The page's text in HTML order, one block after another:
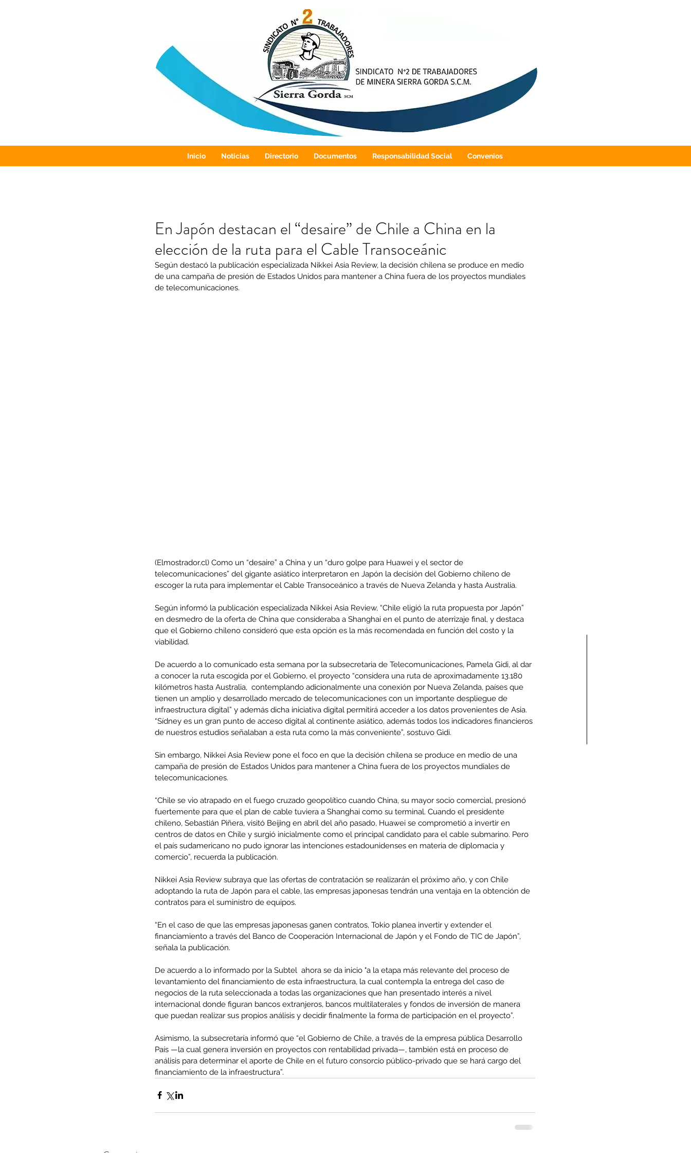
Inicio Noticias Directorio Documentos Responsabilidad Social Convenios
Our Recent Posts
Minería del cobre enfrenta
menor producción mientras
operaciones avanzan en
inversión y eficiencia
Condolencias Carlos
(Q.E.P.D.)
condolenciaslitiosaludo
En Japón destacan el “desaire” de Chile a China en la
elección de la ruta para el Cable Transoceánic
Según destacó la publicación especializada Nikkei Asia Review, la decisión chilena se produce en medio
de una campaña de presión de Estados Unidos para mantener a China fuera de los proyectos mundiales
de telecomunicaciones.
(Elmostrador.cl) Como un “desaire” a China y un “duro golpe para Huawei y el sector de
telecomunicaciones” del gigante asiático interpretaron en Japón la decisión del Gobierno chileno de
escoger la ruta para implementar el Cable Transoceánico a través de Nueva Zelanda y hasta Australia.
Según informó la publicación especializada Nikkei Asia Review, “Chile eligió la ruta propuesta por Japón”
en desmedro de la oferta de China que consideraba a Shanghai en el punto de aterrizaje final, y destaca
que el Gobierno chileno consideró que esta opción es la más recomendada en función del costo y la
viabilidad.
De acuerdo a lo comunicado esta semana por la subsecretaria de Telecomunicaciones, Pamela Gidi, al dar
a conocer la ruta escogida por el Gobierno, el proyecto “considera una ruta de aproximadamente 13.180
kilómetros hasta Australia,  contemplando adicionalmente una conexión por Nueva Zelanda, países que
tienen un amplio y desarrollado mercado de telecomunicaciones con un importante despliegue de
infraestructura digital” y además dicha iniciativa digital permitirá acceder a los datos provenientes de Asia.
“Sídney es un gran punto de acceso digital al continente asiático, además todos los indicadores financieros
de nuestros estudios señalaban a esta ruta como la más conveniente”, sostuvo Gidi.
Sin embargo, Nikkei Asia Review pone el foco en que la decisión chilena se produce en medio de una
campaña de presión de Estados Unidos para mantener a China fuera de los proyectos mundiales de
telecomunicaciones.
“Chile se vio atrapado en el fuego cruzado geopolítico cuando China, su mayor socio comercial, presionó
fuertemente para que el plan de cable tuviera a Shanghai como su terminal. Cuando el presidente
chileno, Sebastián Piñera, visitó Beijing en abril del año pasado, Huawei se comprometió a invertir en
centros de datos en Chile y surgió inicialmente como el principal candidato para el cable submarino. Pero
el país sudamericano no pudo ignorar las intenciones estadounidenses en materia de diplomacia y
comercio”, recuerda la publicación.
Nikkei Asia Review subraya que las ofertas de contratación se realizarán el próximo año, y con Chile
adoptando la ruta de Japón para el cable, las empresas japonesas tendrán una ventaja en la obtención de
contratos para el suministro de equipos.
“En el caso de que las empresas japonesas ganen contratos, Tokio planea invertir y extender el
financiamiento a través del Banco de Cooperación Internacional de Japón y el Fondo de TIC de Japón”,
señala la publicación.
De acuerdo a lo informado por la Subtel  ahora se da inicio "a la etapa más relevante del proceso de
levantamiento del financiamiento de esta infraestructura, la cual contempla la entrega del caso de
negocios de la ruta seleccionada a todas las organizaciones que han presentado interés a nivel
internacional donde figuran bancos extranjeros, bancos multilaterales y fondos de inversión de manera
que puedan realizar sus propios análisis y decidir finalmente la forma de participación en el proyecto”.
Asimismo, la subsecretaría informó que “el Gobierno de Chile, a través de la empresa pública Desarrollo
País —la cual genera inversión en proyectos con rentabilidad privada—, también está en proceso de
análisis para determinar el aporte de Chile en el futuro consorcio público-privado que se hará cargo del
financiamiento de la infraestructura”.